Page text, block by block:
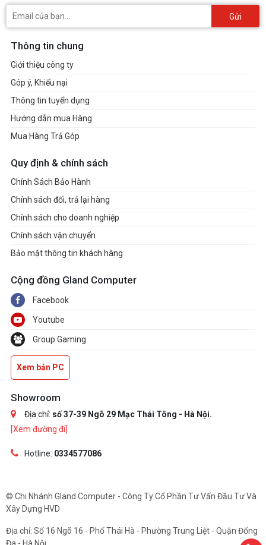
Gửi
Thông tin chung
Giới thiệu công ty
Góp ý, Khiếu nại
Thông tin tuyển dụng
Hướng dẫn mua Hàng
Mua Hàng Trả Góp
Quy định & chính sách
Chính Sách Bảo Hành
Chính sách đổi, trả lại hàng
Chính sách cho doanh nghiệp
Chính sách vận chuyển
Bảo mật thông tin khách hàng
Cộng đồng Gland Computer
Facebook
Youtube
Group Gaming
Xem bản PC
Showroom
Địa chỉ: số 37-39 Ngõ 29 Mạc Thái Tông - Hà Nội.
[Xem đường đi]
Hotline: 0334577086
© Chi Nhánh Gland Computer - Công Ty Cổ Phần Tư Vấn Đầu Tư Và
Xây Dựng HVD
Địa chỉ: Số 16 Ngõ 16 - Phố Thái Hà - Phường Trung Liệt - Quận Đống